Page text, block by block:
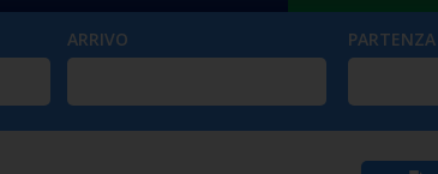
ARRIVO PARTENZA